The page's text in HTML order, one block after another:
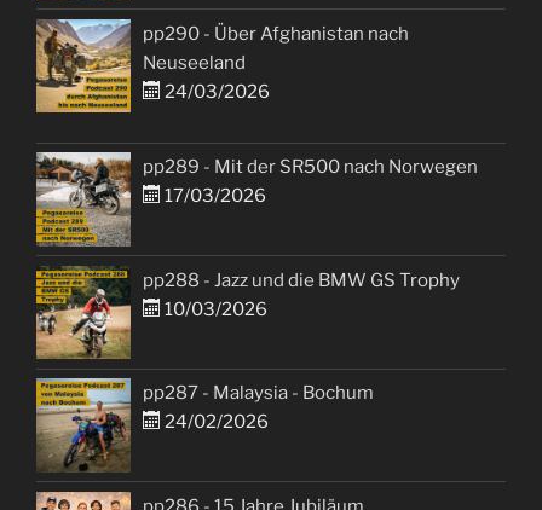
pp290 - Über Afghanistan nach
Neuseeland
24/03/2026
pp289 - Mit der SR500 nach Norwegen
17/03/2026
pp288 - Jazz und die BMW GS Trophy
10/03/2026
pp287 - Malaysia - Bochum
24/02/2026